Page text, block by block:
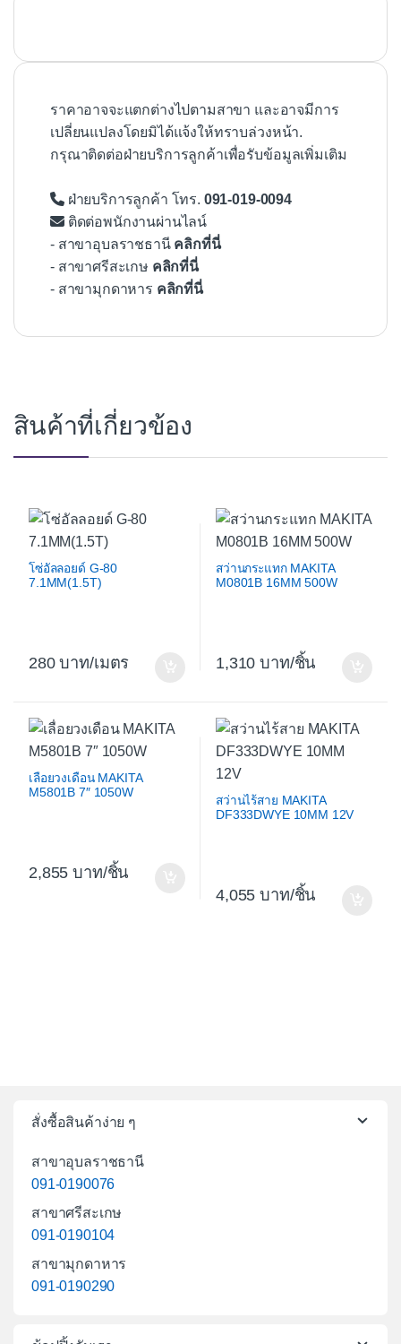
ราคาอาจจะแตกต่างไปตามสาขา และอาจมีการ
เปลี่ยนแปลงโดยมิได้แจ้งให้ทราบล่วงหน้า.
กรุณาติดต่อฝ่ายบริการลูกค้าเพื่อรับข้อมูลเพิ่มเติม
ฝ่ายบริการลูกค้า โทร. 091-019-0094
ติดต่อพนักงานผ่านไลน์
- สาขาอุบลราชธานี คลิกที่นี่
- สาขาศรีสะเกษ คลิกที่นี่
- สาขามุกดาหาร คลิกที่นี่
สินค้าที่เกี่ยวข้อง
โซ่อัลลอยด์ G-80
7.1MM(1.5T)
280 /เมตร
สว่านกระแทก MAKITA
M0801B 16MM 500W
1,310 /ชิ้น
เลื่อยวงเดือน MAKITA
M5801B 7″ 1050W
2,855 /ชิ้น
สว่านไร้สาย MAKITA
DF333DWYE 10MM 12V
4,055 /ชิ้น
สั่งซื้อสินค้าง่าย ๆ
สาขาอุบลราชธานี
091-0190076
สาขาศรีสะเกษ
091-0190104
สาขามุกดาหาร
091-0190290